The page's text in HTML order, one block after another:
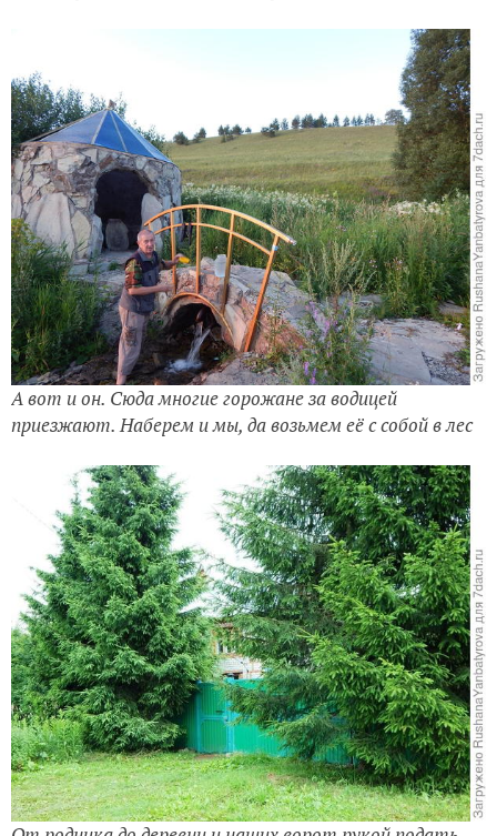
А вот и он. Сюда многие горожане за водицей
приезжают. Наберем и мы, да возьмем её с собой в лес